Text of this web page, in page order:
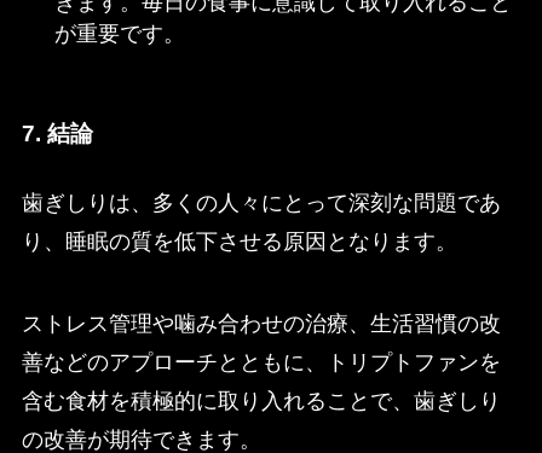
が重要です。
7. 結論
歯ぎしりは、多くの人々にとって深刻な問題であ
り、睡眠の質を低下させる原因となります。
ストレス管理や噛み合わせの治療、生活習慣の改
善などのアプローチとともに、トリプトファンを
含む食材を積極的に取り入れることで、歯ぎしり
の改善が期待できます。